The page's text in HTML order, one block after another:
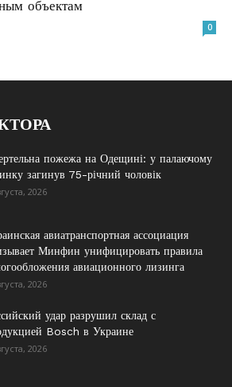
объектам
0
пожежа на Одещині: у палаючому
загинув 75-річний чоловік
2026
авиатранспортная ассоциация
Минфин унифицировать правила
авиационного лизинга
2026
удар разрушил склад с
Bosch в Украине
2026